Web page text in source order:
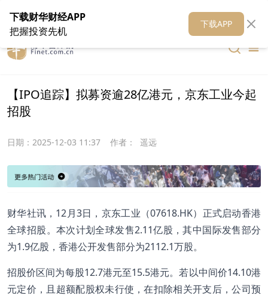
在线客服 关于我们 财华媒体矩阵 财华智库
【IPO追踪】拟募资逾28亿港元，京东工业今起
招股
日期： 2025-12-03 11:37 作者： 遥远
财华社讯，12月3日，京东工业（07618.HK）正式启动香港
全球招股。本次计划全球发售2.11亿股，其中国际发售部分
为1.9亿股，香港公开发售部分为2112.1万股。
招股价区间为每股12.7港元至15.5港元。若以中间价14.10港
元定价，且超额配股权未行使，在扣除相关开支后，公司预
下载财华财经APP
把握投资先机
下载APP